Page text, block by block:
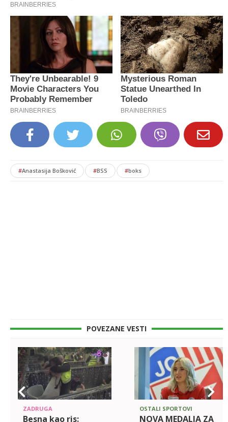
#Anastasija Bošković #BSS #boks
POVEZANE VESTI
ZADRUGA
Besna kao ris:
OSTALI SPORTOVI
NOVA MEDALJA ZA